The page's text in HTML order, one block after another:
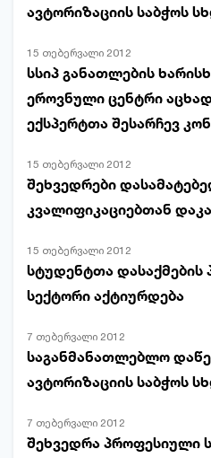
ავტორიზაციის საბჭოს
15 თებერვალი 2012
სსიპ განათლების
ეროვნული ცენტრი
ექსპერტთა შესარჩევ
15 თებერვალი 2012
შეხვედრები
კვალიფიკაციებთან
15 თებერვალი 2012
სტუდენტთა დასაქმების
სექტორი აქტიურდება
7 თებერვალი 2012
საგანმანათლებლო
ავტორიზაციის საბჭოს
7 თებერვალი 2012
შეხვედრა პროფესიული